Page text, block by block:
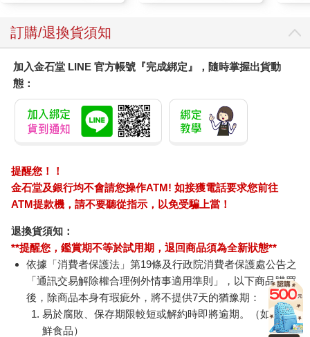
訂購/退換貨須知
加入金石堂 LINE 官方帳號『完成綁定』，隨時掌握出貨動
態：
提醒您！！
金石堂及銀行均不會請您操作ATM! 如接獲電話要求您前往
ATM提款機，請不要聽從指示，以免受騙上當！
退換貨須知：
**提醒您，鑑賞期不等於試用期，退回商品須為全新狀態**
依據「消費者保護法」第19條及行政院消費者保護處公告之
「通訊交易解除權合理例外情事適用準則」，以下商品購買
後，除商品本身有瑕疵外，將不提供7天的猶豫期：
易於腐敗、保存期限較短或解約時即將逾期。（如：生
鮮食品）